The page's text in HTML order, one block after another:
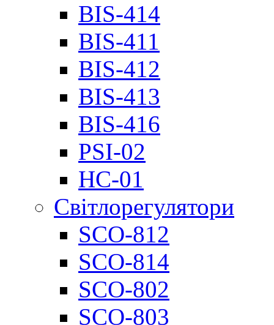
BIS-414
BIS-411
BIS-412
BIS-413
BIS-416
PSI-02
НС-01
Світлорегулятори
SCO-812
SCO-814
SCO-802
SCO-803